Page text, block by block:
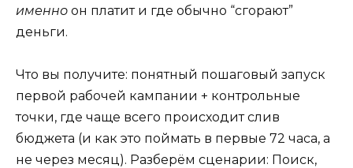
именно он платит и где обычно “сгорают”
деньги.
Что вы получите: понятный пошаговый запуск
первой рабочей кампании + контрольные
точки, где чаще всего происходит слив
бюджета (и как это поймать в первые 72 часа, а
не через месяц). Разберём сценарии: Поиск,